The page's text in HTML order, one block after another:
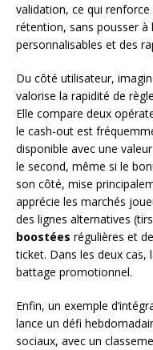
validation, ce qui
rétention, sans pousser à
personnalisables et des
Du côté utilisateur,
valorise la rapidité de
Elle compare deux
le cash-out est
disponible avec une
le second, même si le
son côté, mise
apprécie les marchés
des lignes alternatives
boostées régulières et
ticket. Dans les deux cas,
battage promotionnel.
Enfin, un exemple
lance un défi
sociaux, avec un